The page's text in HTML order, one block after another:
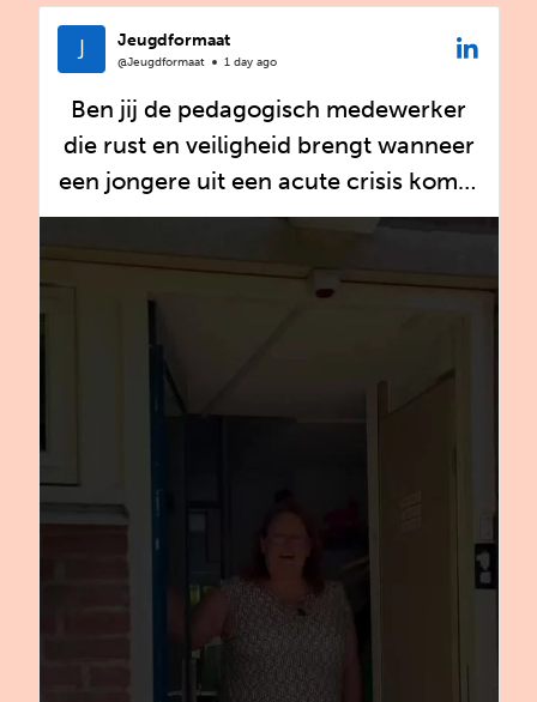
Jeugdformaat
@Jeugdformaat 1 day ago
Ben jij de pedagogisch medewerker
die rust en veiligheid brengt wanneer
een jongere uit een acute crisis komt?
Voor onze crisisgroep zijn we op zoek
thuis kunnen wonen. Je biedt
ouders en andere hulpverleners werkt
aan stabiliteit en een passend
toekomstperspectief.
Benieuwd hoe het is om op de
crisisgroep van Jeugdformaat te